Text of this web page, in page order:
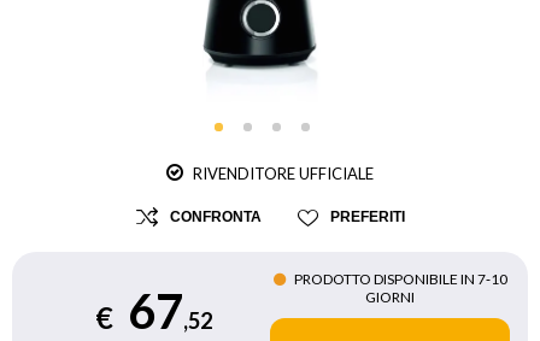
RIVENDITORE UFFICIALE
CONFRONTA PREFERITI
€ 67,52
PRODOTTO DISPONIBILE IN 7‑10
GIORNI